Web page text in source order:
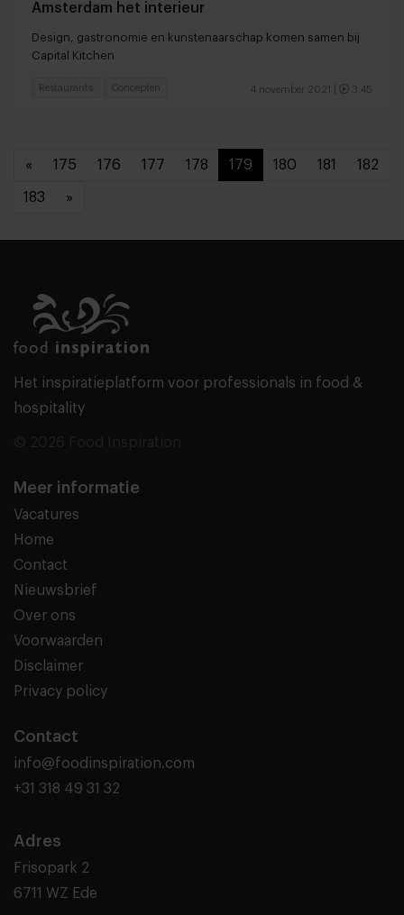
Amsterdam het interieur
Design, gastronomie en kunstenaarschap komen samen bij
Capital Kitchen
4 november 2021 3:45
Restaurants Concepten
« 175 176 177 178 179 180 181 182
183 »
Het inspiratieplatform voor professionals in food &
hospitality
Meer informatie
Vacatures
Home
Contact
Nieuwsbrief
Over ons
Voorwaarden
Disclaimer
Privacy policy
Contact
info@foodinspiration.com
+31 318 49 31 32
Adres
Frisopark 2
6711 WZ Ede